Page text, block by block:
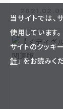
当サイトでは
使用しています。
サイトのクッキ
針」 をお読みく